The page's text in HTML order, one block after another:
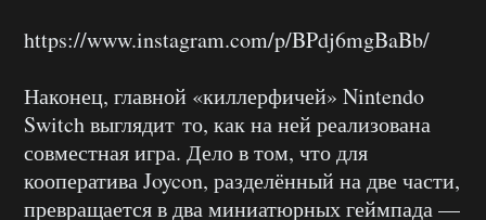
https://www.instagram.com/p/BPdj6mgBaBb/
Наконец, главной «киллерфичей» Nintendo
Switch выглядит то, как на ней реализована
совместная игра. Дело в том, что для
кооператива Joycon, разделённый на две части,
превращается в два миниатюрных геймпада —